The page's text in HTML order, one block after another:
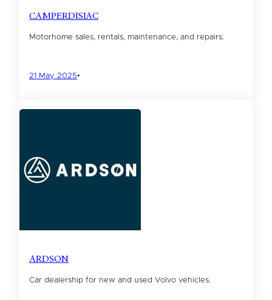
CAMPERDISIAC
Motorhome sales, rentals, maintenance, and repairs.
21 May 2025•
ARDSON
Car dealership for new and used Volvo vehicles.